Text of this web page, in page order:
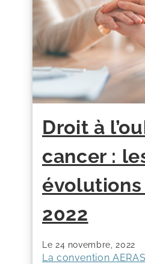
Droit à
cancer :
2022
24 novembre, 2022
La convention AERAS